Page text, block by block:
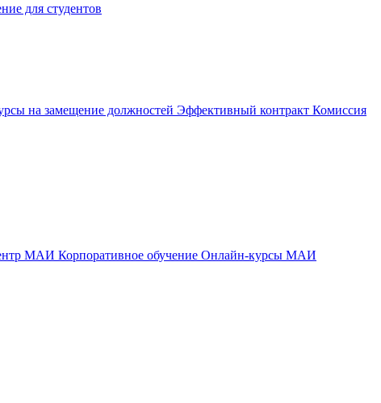
для студентов
на замещение должностей Эффективный контракт Комиссия
МАИ Корпоративное обучение Онлайн-курсы МАИ